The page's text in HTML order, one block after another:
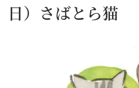
日）さばとら猫